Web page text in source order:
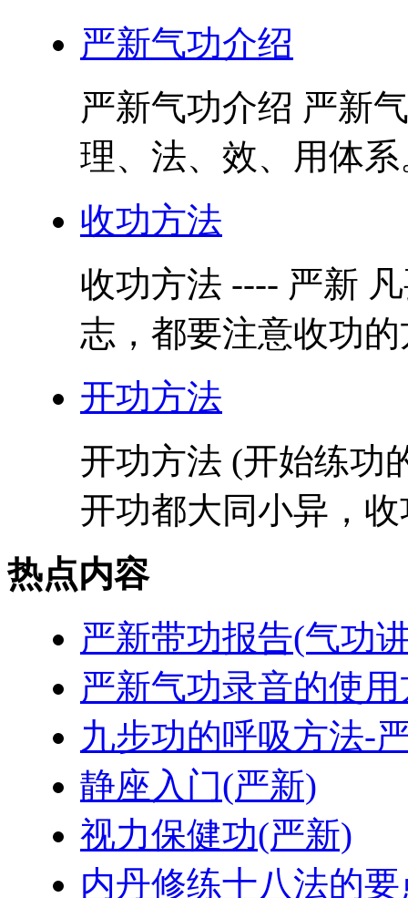
严新气功介绍
严新气功介绍 严新
理、法、效、用体
收功方法
收功方法 ---- 严新
志，都要注意收功
开功方法
开功方法 (开始练功
开功都大同小异，
热点内容
严新带功报告(气功
严新气功录音的使
九步功的呼吸方法-
静座入门(严新)
视力保健功(严新)
内丹修练十八法的要